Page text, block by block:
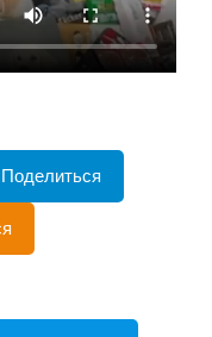
Поделиться